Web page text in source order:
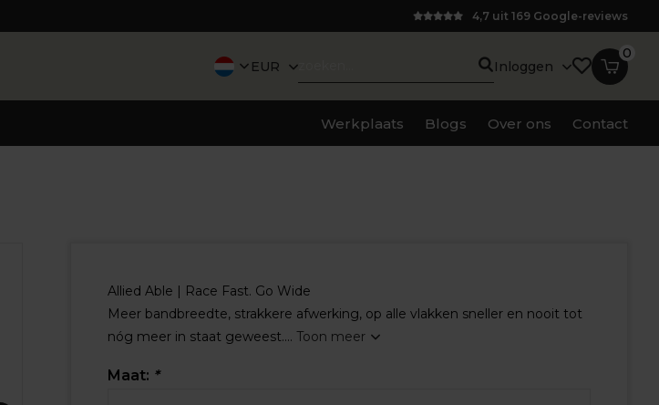
4,7 uit 169 Google-reviews
EUR Inloggen
0
Werkplaats Blogs Over ons Contact
Allied Able | Race Fast. Go Wide
Meer bandbreedte, strakkere afwerking, op alle vlakken sneller en nooit tot
nóg meer in staat geweest.... Toon meer
Maat: *